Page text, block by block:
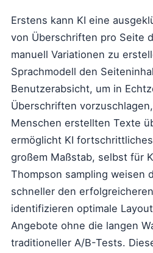
Erstens kann KI eine
von Überschriften pro Seite
manuell Variationen zu
Sprachmodell den
Benutzerabsicht, um in
Überschriften
Menschen erstellten Texte
ermöglicht KI
großem Maßstab, selbst für
Thompson sampling weisen
schneller den
identifizieren optimale
Angebote ohne die langen
traditioneller A/B-Tests.